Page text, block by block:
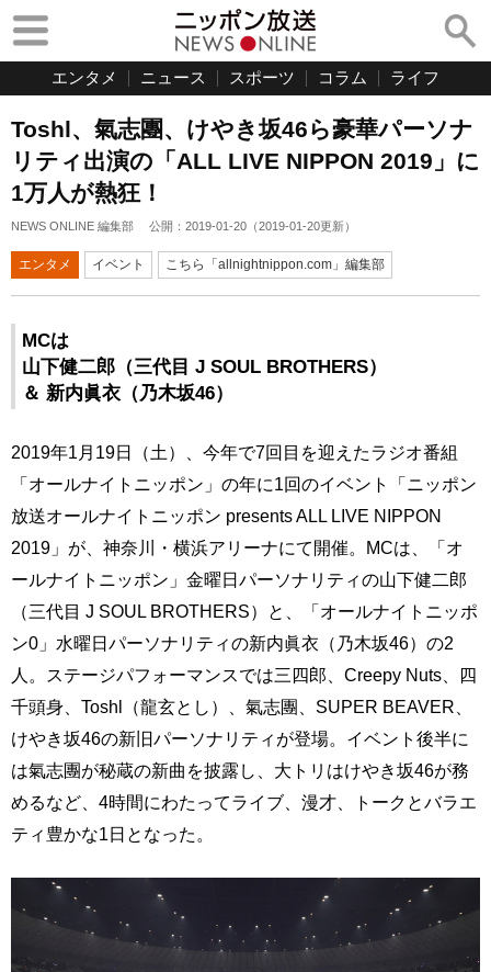
エンタメ ニュース スポーツ コラム ライフ
Toshl、氣志團、けやき坂46ら豪華パーソナ
リティ出演の「ALL LIVE NIPPON 2019」に
1万人が熱狂！
NEWS ONLINE 編集部 公開： 2019-01-20 （2019-01-20更新）
エンタメ イベント こちら「allnightnippon.com」編集部
MCは
山下健二郎（三代目 J SOUL BROTHERS）
＆ 新内眞衣（乃木坂46）
2019年1月19日（土）、今年で7回目を迎えたラジオ番組
「オールナイトニッポン」の年に1回のイベント「ニッポン
放送オールナイトニッポン presents ALL LIVE NIPPON
2019」が、神奈川・横浜アリーナにて開催。MCは、「オ
ールナイトニッポン」金曜日パーソナリティの山下健二郎
（三代目 J SOUL BROTHERS）と、「オールナイトニッポ
ン0」水曜日パーソナリティの新内眞衣（乃木坂46）の2
人。ステージパフォーマンスでは三四郎、Creepy Nuts、四
千頭身、Toshl（龍玄とし）、氣志團、SUPER BEAVER、
けやき坂46の新旧パーソナリティが登場。イベント後半に
は氣志團が秘蔵の新曲を披露し、大トリはけやき坂46が務
めるなど、4時間にわたってライブ、漫才、トークとバラエ
ティ豊かな1日となった。